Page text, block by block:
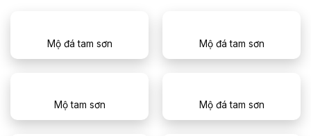
Mộ đá tam sơn Mộ đá tam sơn
Mộ tam sơn Mộ đá tam sơn